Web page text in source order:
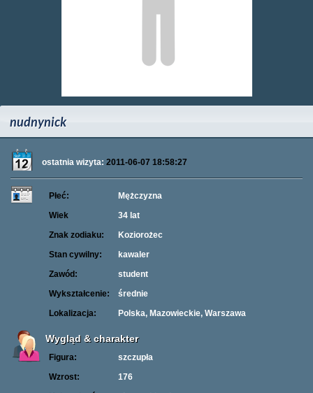
nudnynick
ostatnia wizyta: 2011-06-07 18:58:27
Płeć:
Mężczyzna
Wiek
34 lat
Znak zodiaku:
Koziorożec
Stan cywilny:
kawaler
Zawód:
student
Wykształcenie:
średnie
Lokalizacja:
Polska, Mazowieckie, Warszawa
Wygląd & charakter
Figura:
szczupła
Wzrost:
176